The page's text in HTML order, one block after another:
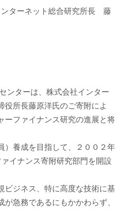
究
セ
ン
タ
ー
ーネット総合研究所長 藤
ンターは、株式会社インター
役所長藤原洋氏のご寄附によ
ーファイナンス研究の進展と将
）養成を目指して、２００２年
イナンス寄附研究部門を開設
ジネス、特に高度な技術に基
急務であるにもかかわらず、